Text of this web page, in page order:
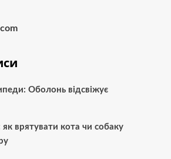
Оболонь відсвіжує
врятувати кота чи собаку